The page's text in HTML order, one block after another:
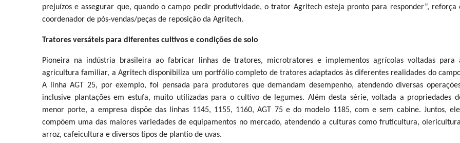
prejuízos e assegurar que, quando o campo pedir produtividade, o trator Agritech esteja pronto para responder”, reforça
coordenador de pós-vendas/peças de reposição da Agritech.
Tratores versáteis para diferentes cultivos e condições de solo
Pioneira na indústria brasileira ao fabricar linhas de tratores, microtratores e implementos agrícolas voltadas para
agricultura familiar, a Agritech disponibiliza um portfólio completo de tratores adaptados às diferentes realidades do
A linha AGT 25, por exemplo, foi pensada para produtores que demandam desempenho, atendendo diversas
inclusive plantações em estufa, muito utilizadas para o cultivo de legumes. Além desta série, voltada a propriedades
menor porte, a empresa dispõe das linhas 1145, 1155, 1160, AGT 75 e do modelo 1185, com e sem cabine. Juntos,
compõem uma das maiores variedades de equipamentos no mercado, atendendo a culturas como fruticultura,
arroz, cafeicultura e diversos tipos de plantio de uvas.